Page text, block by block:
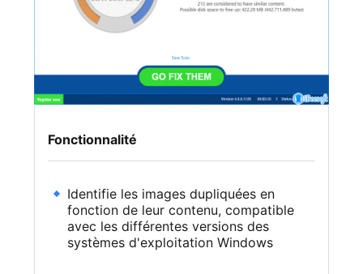
Fonctionnalité
Identifie les images dupliquées en
fonction de leur contenu, compatible
avec les différentes versions des
systèmes d'exploitation Windows